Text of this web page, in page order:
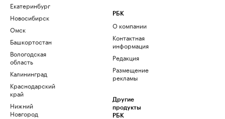
Екатеринбург
Новосибирск
Омск
Башкортостан
Вологодская
область
Калининград
Краснодарский
край
Нижний
Новгород
РБК
О компании
Контактная
информация
Редакция
Размещение
рекламы
Другие
продукты
РБК